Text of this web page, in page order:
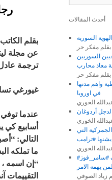
بقلم
عن مجلة
ترجمة
غيورغي
التالي:
ما تملكه
“إن اسمه
أحدث المقالات
السورية
بقلم مفكر حر
السوريين
معاذ محارب
بقلم مفكر حر
واهم مدنها
في اوروبا
الخوري
أردوغان
الخوري
التي
يشنها #ترامب
الخوري
#زياد_الصوفي يفتح ملف #سامر_فوز
لمن يهمه الامر
زياد الصوفي